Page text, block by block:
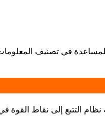
في تصنيف
التتبع إلى نقاط القوة